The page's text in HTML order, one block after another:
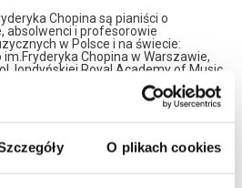
O plikach cookies
Chopina są pianiści o
absolwenci i profesorowie
w Polsce i na świecie:
Chopina w Warszawie,
londyńskiej Royal Academy of Music,
czy francuskiego Conservatoire de
interpretacje utworów
koncertowym fortepianie Steinway,